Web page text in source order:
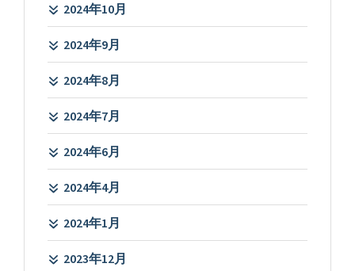
2024年10月
2024年9月
2024年8月
2024年7月
2024年6月
2024年4月
2024年1月
2023年12月